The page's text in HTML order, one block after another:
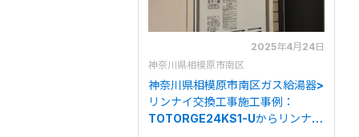
2025年4月24日
神奈川県相模原市南区
神奈川県相模原市南区ガス給湯器>
リンナイ交換工事施工事例：
TOTORGE24KS1-Uからリンナイ